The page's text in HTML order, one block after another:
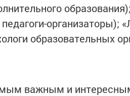
организаторы);
образовательных
важным и